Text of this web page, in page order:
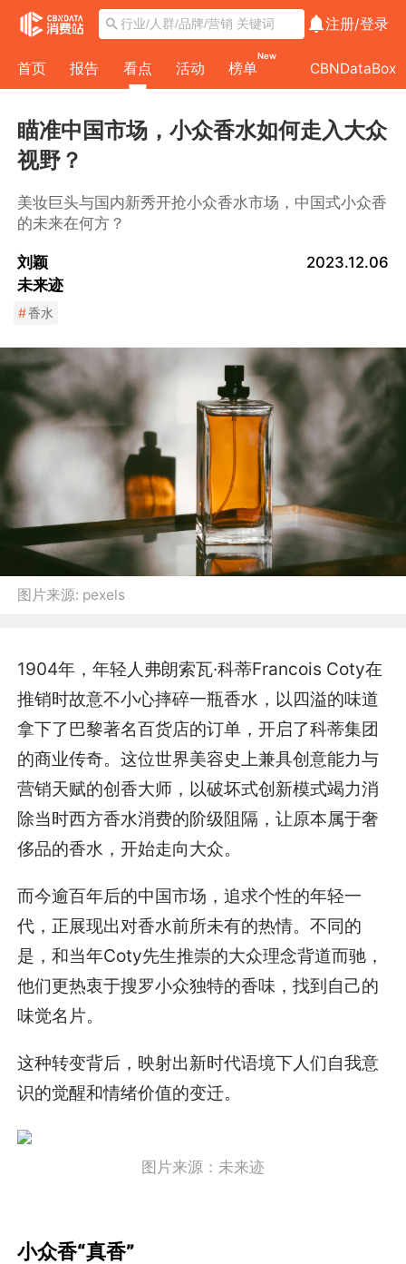
注册/登录
首页 报告 看点 活动 榜单
New
CBNDataBox
瞄准中国市场，小众香水如何走入大众
视野？
美妆巨头与国内新秀开抢小众香水市场，中国式小众香
的未来在何方？
刘颖
未来迹
2023.12.06
#香水
图片来源: pexels
1904年，年轻人弗朗索瓦·科蒂Francois Coty在
推销时故意不小心摔碎一瓶香水，以四溢的味道
拿下了巴黎著名百货店的订单，开启了科蒂集团
的商业传奇。这位世界美容史上兼具创意能力与
营销天赋的创香大师，以破坏式创新模式竭力消
除当时西方香水消费的阶级阻隔，让原本属于奢
侈品的香水，开始走向大众。
而今逾百年后的中国市场，追求个性的年轻一
代，正展现出对香水前所未有的热情。不同的
是，和当年Coty先生推崇的大众理念背道而驰，
他们更热衷于搜罗小众独特的香味，找到自己的
味觉名片。
这种转变背后，映射出新时代语境下人们自我意
识的觉醒和情绪价值的变迁。
图片来源：未来迹
小众香“真香”